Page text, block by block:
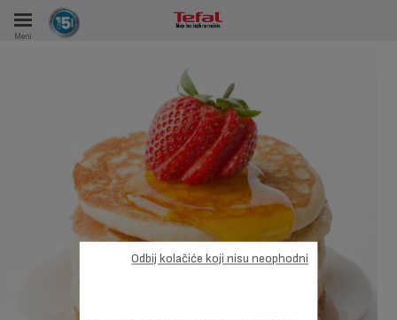
Meni
Odbij kolačiće koji nisu neophodni